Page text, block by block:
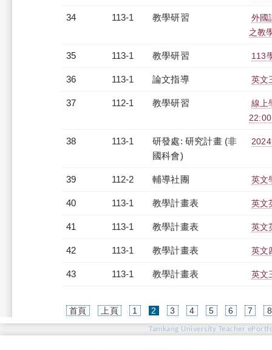
34 113-1 教學研習
外國
之教
35 113-1 教學研習 113
36 113-1 論文指導 英文
37 112-1 教學研習
線上
38 113-1
研發處: 研究計畫 (非
國科會)
39 112-2 輔導社團 英文
40 113-1 教學計畫表 英文
41 113-1 教學計畫表 英文
42 113-1 教學計畫表 英文
43 113-1 教學計畫表 英文
首頁 上頁 1 2 (current)
3 4 5 6 7 8
Tamkang University Teacher